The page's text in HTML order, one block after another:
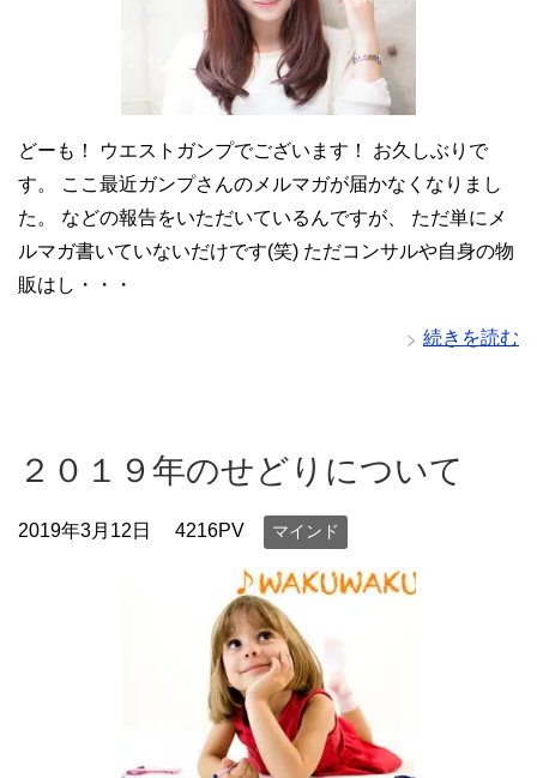
どーも！ ウエストガンプでございます！ お久しぶりで
す。 ここ最近ガンプさんのメルマガが届かなくなりまし
た。 などの報告をいただいているんですが、 ただ単にメ
ルマガ書いていないだけです(笑) ただコンサルや自身の物
販はし・・・
続きを読む
２０１９年のせどりについて
2019年3月12日 4216PV マインド